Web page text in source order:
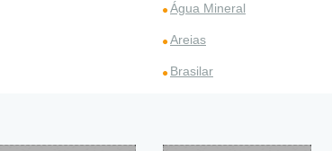
Água Mineral
Areias
Brasilar